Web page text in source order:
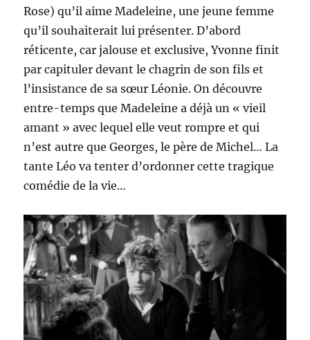
Rose) qu’il aime Madeleine, une jeune femme
qu’il souhaiterait lui présenter. D’abord
réticente, car jalouse et exclusive, Yvonne finit
par capituler devant le chagrin de son fils et
l’insistance de sa sœur Léonie. On découvre
entre-temps que Madeleine a déjà un « vieil
amant » avec lequel elle veut rompre et qui
n’est autre que Georges, le père de Michel… La
tante Léo va tenter d’ordonner cette tragique
comédie de la vie…